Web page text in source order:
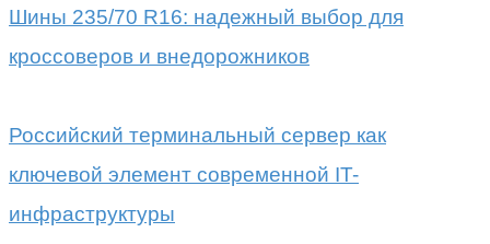
Шины 235/70 R16: надежный выбор для
кроссоверов и внедорожников
Российский терминальный сервер как
ключевой элемент современной IT-
инфраструктуры